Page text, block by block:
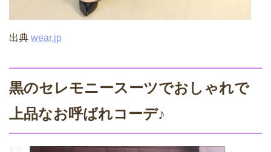
出典 wear.jp
黒のセレモニースーツでおしゃれで
上品なお呼ばれコーデ♪